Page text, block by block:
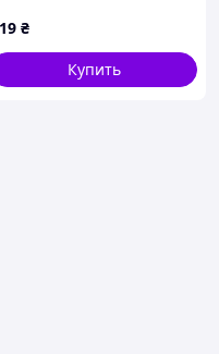
₴
Купить